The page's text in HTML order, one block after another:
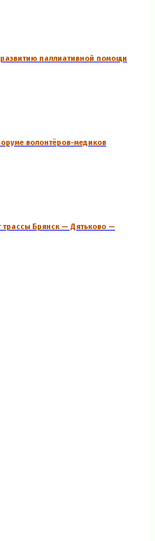
паллиативной помощи
волонтёров-медиков
Брянск — Дятьково —